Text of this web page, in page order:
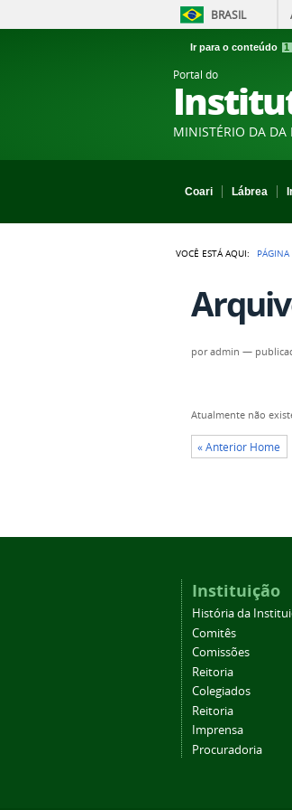
BRASIL
Ir para o conteúdo 1
Portal do
MINISTÉRIO DA DA
Coari
Lábrea
VOCÊ ESTÁ AQUI:
poradmin —
Atualmente não
« Anterior Home
Instituição
História da
Comitês
Comissões
Reitoria
Colegiados
Reitoria
Imprensa
Procuradoria